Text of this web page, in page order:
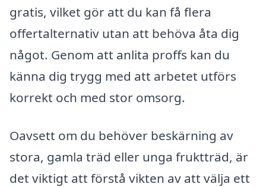
gratis, vilket gör att du kan få flera
offertalternativ utan att behöva åta dig
något. Genom att anlita proffs kan du
känna dig trygg med att arbetet utförs
korrekt och med stor omsorg.
Oavsett om du behöver beskärning av
stora, gamla träd eller unga fruktträd, är
det viktigt att förstå vikten av att välja ett